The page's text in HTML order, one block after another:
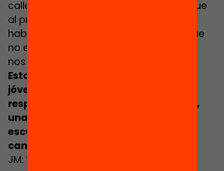
calle―, la DGAIA o Justicia Juvenil. Porque
al principio, durante el primer año, nos
habían derivado a todos los jóvenes que
no encajaban en ninguna parte, lo cual
nos había supuesto una dificultad.
Esto en relación con el perfil de los
jóvenes a los que atendéis. Pero, ¿y
respecto a vuestra forma de trabajar,
una vez los jóvenes ya están en la
escuela? ¿Habéis introducido algún
cambio?
JM: Trabajamos más explícitamente